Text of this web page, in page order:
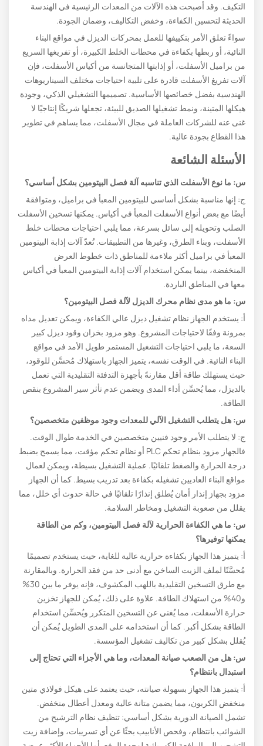
التكيف. وقد أصبحت هذه الآلات من المعدات الرئيسية في الهندسة
الحديثة لتحسين الكفاءة، وخفض التكاليف، وضمان الجودة.
سواءً تعلق الأمر بتكييفها للعمل بمحركات الديزل في مواقع البناء
النائية، أو ربطها بكفاءة في محطات الخلط الكبيرة، أو تفريغها السريع
من براميل الأسفلت، أو إذابتها المتجانسة من أكياس الأسفلت، فإن
آلات تفريغ الأسفلت قادرة على تلبية احتياجات مختلف السيناريوهات
الهندسية بفضل خصائصها الأساسية. تصميمها التشغيلي الذكي، وجودة
هيكلها المتينة، ونمط تشغيلها الصديق للبيئة، تجعلها شريكًا إنتاجيًا لا
غنى عنه للشركات العاملة في مجال الأسفلت، مما يساهم في تطوير
هذا القطاع بجودة عالية.
الأسئلة الشائعة
س: ما نوع الأسفلت الذي تناسبه آلة فصل البيتومين بشكل أساسي؟
ج: إنها مناسبة بشكل أساسي للبيتومين المعبأ في براميل، ومتوافقة
أيضًا مع بعض أنواع الأسفلت المعبأ في أكياس. يمكنها تسخين الأسفلت
الصلب وتحويله إلى سائل بسرعة، مما يلبي احتياجات محطات خلط
الأسفلت، وبناء الطرق، وغيرها من التطبيقات. تُعدّ آلات إذابة البيتومين
المعبأ في براميل أكثر ملاءمة للمناطق ذات خطوط العرض
المنخفضة، بينما يمكن استخدام آلات إذابة البيتومين المعبأ في أكياس
معها في المناطق الباردة.
س: ما هو مدى نظام محرك الديزل لآلة فصل البيتومين؟
أ: يستخدم الجهاز نظام تشغيل ديزل عالي الكفاءة، ويمكن تعديل مداه
بمرونة وفقًا لاحتياجات المشروع. وهو مزود بخزان وقود ديزل كبير
السعة، ما يلبي احتياجات التشغيل المستمر طويل الأمد في مواقع
البناء النائية. في الوقت نفسه، يتميز الجهاز باستهلاك مُحسَّن للوقود،
حيث يستهلك طاقة أقل مقارنةً بأجهزة التدفئة التقليدية التي تعمل
بالديزل، مما يُحسِّن أداء المدى ويضمن عدم تأثر سير المشروع بنقص
الطاقة.
س: هل يتطلب التشغيل الآلي للمعدات وجود موظفين متخصصين؟
ج: لا يتطلب الأمر وجود فنيين متخصصين في الخدمة طوال الوقت.
فالجهاز مزود بنظام تحكم PLC أو نظام تحكم مؤقت، مما يسمح بضبط
درجة الحرارة والضغط تلقائيًا. عملية التشغيل بسيطة، ويمكن لعمال
مواقع البناء العاديين تشغيله بكفاءة بعد تدريب بسيط. كما أن الجهاز
مزود بجهاز إنذار أمان يُطلق إنذارًا تلقائيًا في حالة حدوث أي خلل، مما
يقلل من صعوبة التشغيل ومخاطر السلامة.
س: ما هي الكفاءة الحرارية لآلة فصل البيتومين، وكم من الطاقة
يمكنها توفيرها؟
أ: يتميز هذا الجهاز بكفاءة حرارية عالية للغاية، حيث يستخدم تصميمًا
مُحسَّنًا لملف الزيت الساخن مع أدنى حد من فقد الحرارة. وبالمقارنة
مع طرق التسخين التقليدية باللهب المكشوف، فإنه يوفر ما بين 30%
و40% من استهلاك الطاقة. علاوة على ذلك، يُمكن للجهاز تخزين
حرارة الأسفلت، مما يُغني عن التسخين المتكرر ويُحسِّن استخدام
الطاقة بشكل أكبر. كما أن استخدامه على المدى الطويل يُمكن أن
يُقلل بشكل كبير من تكاليف تشغيل المؤسسة.
س: هل من الصعب صيانة المعدات، وما هي الأجزاء التي تحتاج إلى
استبدال بانتظام؟
أ: يتميز هذا الجهاز بسهولة صيانته، حيث يعتمد على هيكل فولاذي متين
منخفض الكربون، مما يضمن متانة عالية ومعدل أعطال منخفض.
تشمل الصيانة الدورية بشكل أساسي: تنظيف نظام الترشيح من
الشوائب بانتظام، وفحص الأنابيب بحثًا عن أي تسريبات، وإضافة زيت